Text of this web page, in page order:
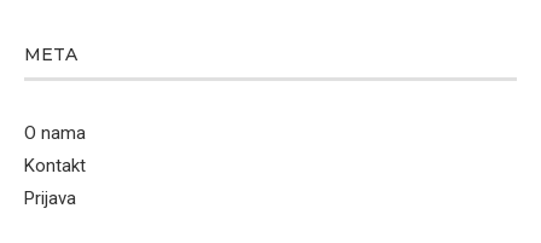
META
O nama
Kontakt
Prijava